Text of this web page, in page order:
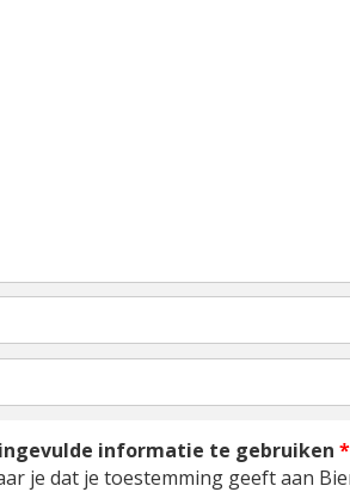
informatie te gebruiken *
je dat je toestemming geeft aan